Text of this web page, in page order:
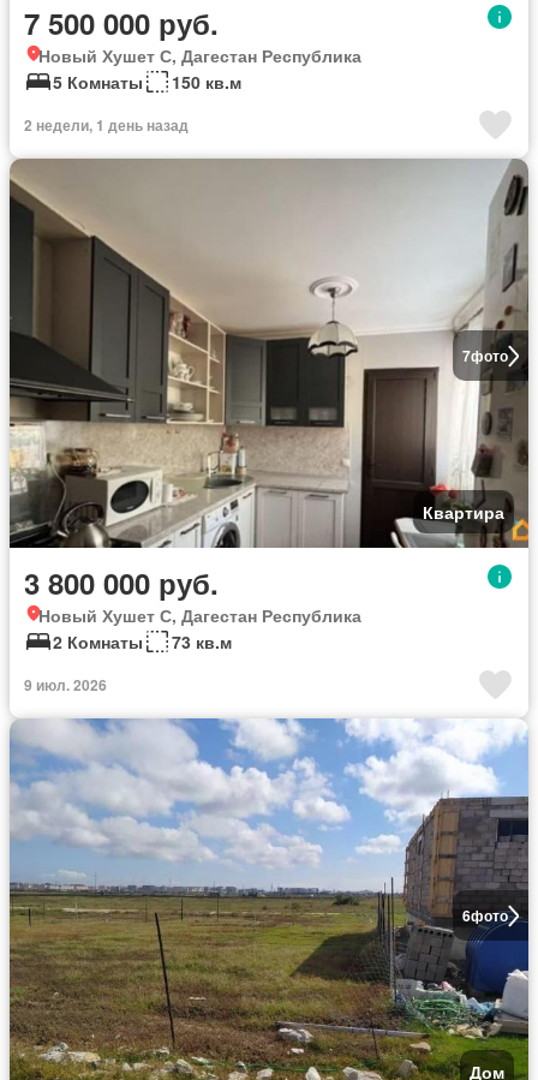
7 500 000 руб.
Новый Хушет С, Дагестан Республика
5 Комнаты
150 кв.м
2 недели, 1 день назад
7фото
Квартира
3 800 000 руб.
Новый Хушет С, Дагестан Республика
2 Комнаты
73 кв.м
9 июл. 2026
6фото
Дом